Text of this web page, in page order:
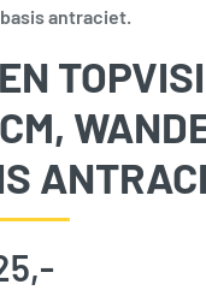
antraciet.